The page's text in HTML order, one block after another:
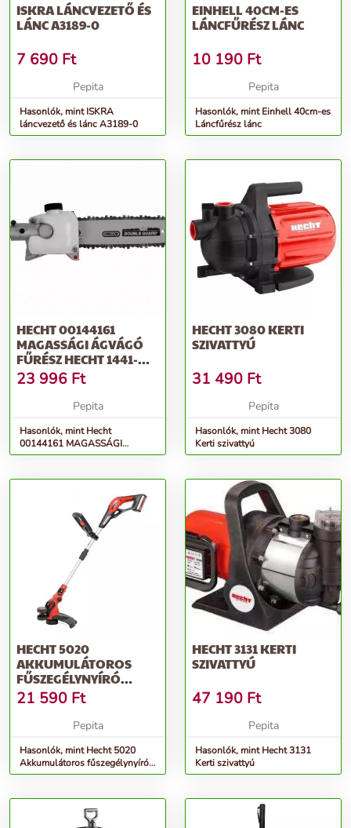
ISKRA LÁNCVEZETŐ ÉS
LÁNC A3189-0
7 690 Ft
Pepita
Hasonlók, mint ISKRA
láncvezető és lánc A3189-0
EINHELL 40CM-ES
LÁNCFŰRÉSZ LÁNC
10 190 Ft
Pepita
Hasonlók, mint Einhell 40cm-es
Láncfűrész lánc
HECHT 00144161
MAGASSÁGI ÁGVÁGÓ
FŰRÉSZ HECHT 1441-
HEZ
23 996 Ft
Pepita
Hasonlók, mint Hecht
00144161 MAGASSÁGI
ÁGVÁGÓ FŰRÉSZ Hecht 1441-
HECHT 3080 KERTI
SZIVATTYÚ
31 490 Ft
Pepita
Hasonlók, mint Hecht 3080
Kerti szivattyú
HECHT 5020
AKKUMULÁTOROS
FŰSZEGÉLYNYÍRÓ
(AKKU ÉS TÖLTŐ
NÉLKÜL)
21 590 Ft
Pepita
Hasonlók, mint Hecht 5020
Akkumulátoros fűszegélynyíró
(Akku és töltő nélkül)
HECHT 3131 KERTI
SZIVATTYÚ
47 190 Ft
Pepita
Hasonlók, mint Hecht 3131
Kerti szivattyú